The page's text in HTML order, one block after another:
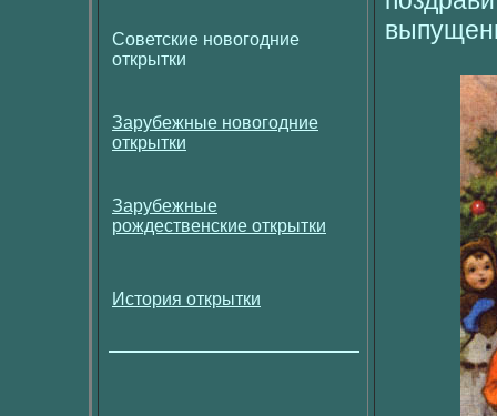
Советские новогодние
открытки
Зарубежные новогодние
открытки
Зарубежные
рождественские открытки
История открытки